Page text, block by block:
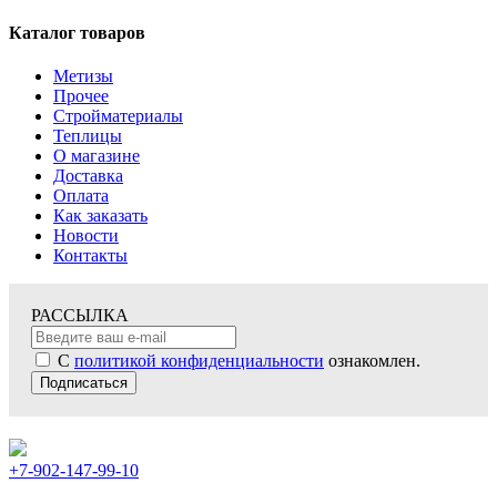
Каталог товаров
Метизы
Прочее
Стройматериалы
Теплицы
О магазине
Доставка
Оплата
Как заказать
Новости
Контакты
РАССЫЛКА
С политикой конфиденциальности ознакомлен.
Подписаться
+7-902-147-99-10